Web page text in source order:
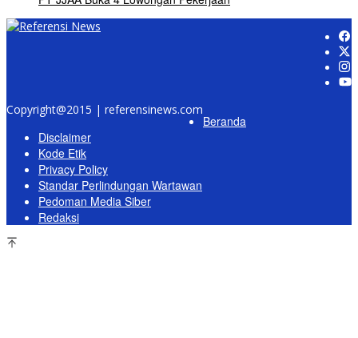
Copyright@2015 | referensinews.com
Beranda
Disclaimer
Kode Etik
Privacy Policy
Standar Perlindungan Wartawan
Pedoman Media Siber
Redaksi